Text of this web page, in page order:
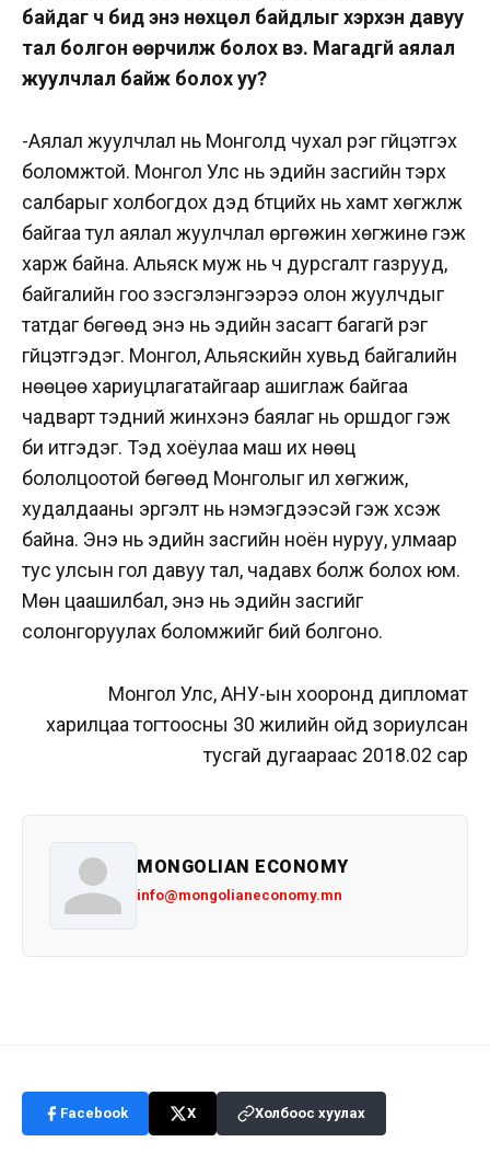
байдаг ч бид энэ нөхцөл байдлыг хэрхэн давуу
тал болгон өөрчилж болох вэ. Магадгүй аялал
жуулчлал байж болох уу?
-Аялал жуулчлал нь Монголд чухал үүрэг гүйцэтгэх
боломжтой. Монгол Улс нь эдийн засгийн тэрхүү
салбарыг холбогдох дэд бүтцийх нь хамт хөгжүүлж
байгаа тул аялал жуулчлал өргөжин хөгжинө гэж
харж байна. Альяск муж нь ч дурсгалт газрууд,
байгалийн гоо үзэсгэлэнгээрээ олон жуулчдыг
татдаг бөгөөд энэ нь эдийн засагт багагүй үүрэг
гүйцэтгэдэг. Монгол, Альяскийн хувьд байгалийн
нөөцөө хариуцлагатайгаар ашиглаж байгаа
чадварт тэдний жинхэнэ баялаг нь оршдог гэж
би итгэдэг. Тэд хоёулаа маш их нөөц
бололцоотой бөгөөд Монголыг илүү хөгжиж,
худалдааны эргэлт нь нэмэгдээсэй гэж хүсэж
байна. Энэ нь эдийн засгийн ноён нуруу, улмаар
тус улсын гол давуу тал, чадавх болж болох юм.
Мөн цаашилбал, энэ нь эдийн засгийг
солонгоруулах боломжийг бий болгоно.
Монгол Улс, АНУ-ын хооронд дипломат
харилцаа тогтоосны 30 жилийн ойд зориулсан
тусгай дугаараас 2018.02 сар
MONGOLIAN ECONOMY
info@mongolianeconomy.mn
Facebook X Холбоос хуулах